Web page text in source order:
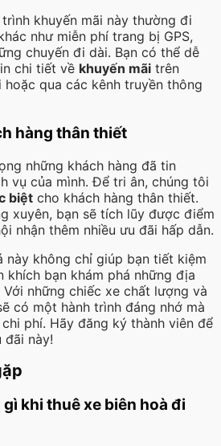
khuyến mãi này thường đi
như miễn phí trang bị GPS,
chuyến đi dài. Bạn có thể dễ
chi tiết về khuyến mãi trên
qua các kênh truyền thông
hàng thân thiết
những khách hàng đã tin
vụ của mình. Để tri ân, chúng tôi
biệt cho khách hàng thân thiết.
xuyên, bạn sẽ tích lũy được điểm
nhận thêm nhiều ưu đãi hấp dẫn.
này không chỉ giúp bạn tiết kiệm
khích bạn khám phá những địa
Với những chiếc xe chất lượng và
có một hành trình đáng nhớ mà
phí. Hãy đăng ký thành viên để
đãi này!
gì khi thuê xe biên hoà đi